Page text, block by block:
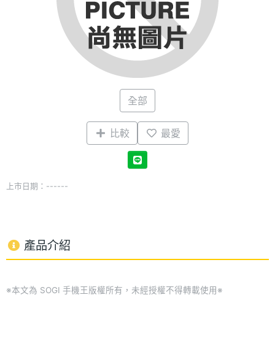
全部
比較 最愛
上市日期：------
產品介紹
※本文為 SOGI 手機王版權所有，未經授權不得轉載使用※